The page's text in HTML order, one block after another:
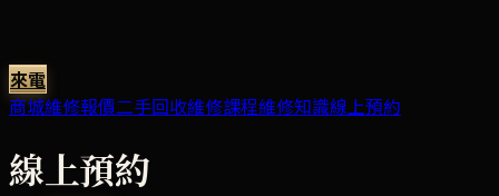
來電
商城維修報價二手回收維修課程維修知識線上預約
線上預約